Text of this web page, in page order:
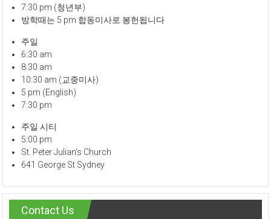
7:30 pm (청년부)
방학때는 5 pm 합동미사로 봉헌됩니다
주일
6:30 am
8:30 am
10:30 am (교중미사)
5 pm (English)
7:30 pm
주일 시티
5:00 pm
St. Peter Julian's Church
641 George St Sydney
Contact Us